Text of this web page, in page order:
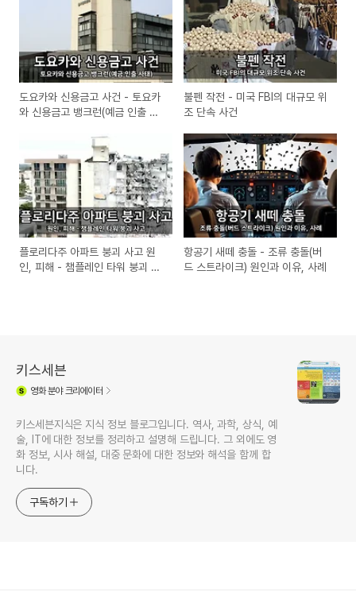
도요카와 신용금고 사건 - 토요카
와 신용금고 뱅크런(예금 인출 사
불펜 작전 - 미국 FBI의 대규모 위
조 단속 사건
플로리다주 아파트 붕괴 사고 원
인, 피해 - 챔플레인 타워 붕괴 사
항공기 새떼 충돌 - 조류 충돌(버
드 스트라이크) 원인과 이유, 사례
키스세븐
영화분야 크리에이터
키스세븐지식은 지식 정보 블로그입니다. 역사, 과학, 상식, 예
술, IT에 대한 정보를 정리하고 설명해 드립니다. 그 외에도 영
화 정보, 시사 해설, 대중 문화에 대한 정보와 해석을 함께 합
니다.
구독하기